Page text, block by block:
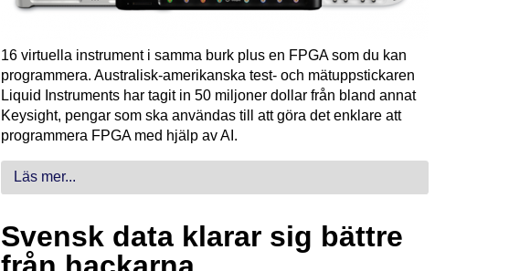
16 virtuella instrument i samma burk plus en FPGA som du kan
programmera. Australisk-amerikanska test- och mätuppstickaren
Liquid Instruments har tagit in 50 miljoner dollar från bland annat
Keysight, pengar som ska användas till att göra det enklare att
programmera FPGA med hjälp av AI.
Läs mer...
Svensk data klarar sig bättre